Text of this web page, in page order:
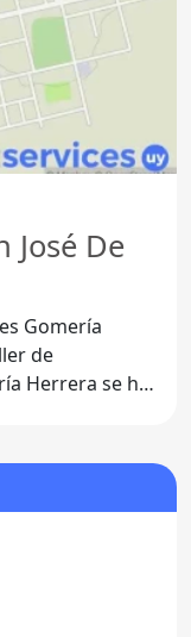
José De
Gomería
Herrera se ha